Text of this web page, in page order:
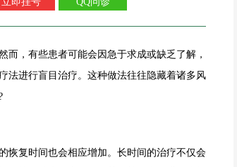
而，有些患者可能会因急于求成或缺乏了解，
法进行盲目治疗。这种做法往往隐藏着诸多风
复时间也会相应增加。长时间的治疗不仅会